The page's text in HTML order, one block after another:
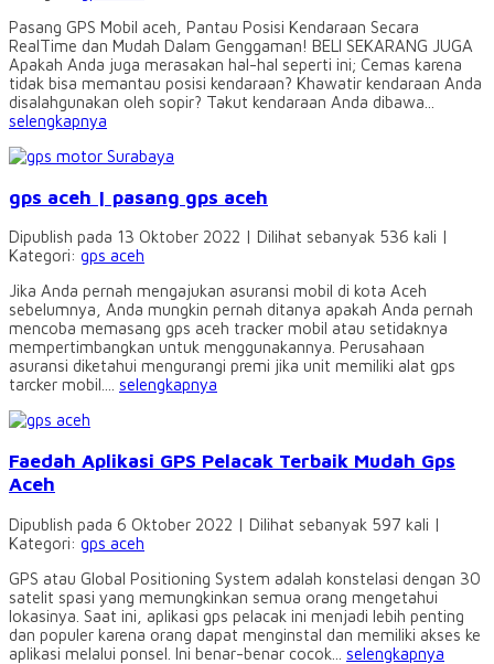
Pasang GPS Mobil aceh, Pantau Posisi Kendaraan Secara
RealTime dan Mudah Dalam Genggaman! BELI SEKARANG JUGA
Apakah Anda juga merasakan hal-hal seperti ini; Cemas karena
tidak bisa memantau posisi kendaraan? Khawatir kendaraan Anda
disalahgunakan oleh sopir? Takut kendaraan Anda dibawa...
selengkapnya
gps aceh | pasang gps aceh
Dipublish pada 13 Oktober 2022 | Dilihat sebanyak 536 kali |
Kategori: gps aceh
Jika Anda pernah mengajukan asuransi mobil di kota Aceh
sebelumnya, Anda mungkin pernah ditanya apakah Anda pernah
mencoba memasang gps aceh tracker mobil atau setidaknya
mempertimbangkan untuk menggunakannya. Perusahaan
asuransi diketahui mengurangi premi jika unit memiliki alat gps
tarcker mobil.... selengkapnya
Faedah Aplikasi GPS Pelacak Terbaik Mudah Gps
Aceh
Dipublish pada 6 Oktober 2022 | Dilihat sebanyak 597 kali |
Kategori: gps aceh
GPS atau Global Positioning System adalah konstelasi dengan 30
satelit spasi yang memungkinkan semua orang mengetahui
lokasinya. Saat ini, aplikasi gps pelacak ini menjadi lebih penting
dan populer karena orang dapat menginstal dan memiliki akses ke
aplikasi melalui ponsel. Ini benar-benar cocok... selengkapnya